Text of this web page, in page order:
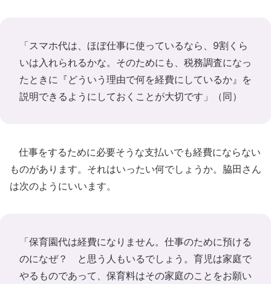
「スマホ代は、ほぼ仕事に使っているなら、9割くら
いは入れられるかな。そのためにも、税務調査になっ
たときに『どういう理由で何を経費にしているか』を
説明できるようにしておくことが大切です」（同）
仕事をするために必要そうな支払いでも経費にならない
ものがあります。それはいったい何でしょうか。脇田さん
は次のようにいいます。
「保育園代は経費になりません。仕事のために預ける
のになぜ？ と思う人もいるでしょう。育児は家庭で
やるものであって、保育料はその家庭のことをお願い